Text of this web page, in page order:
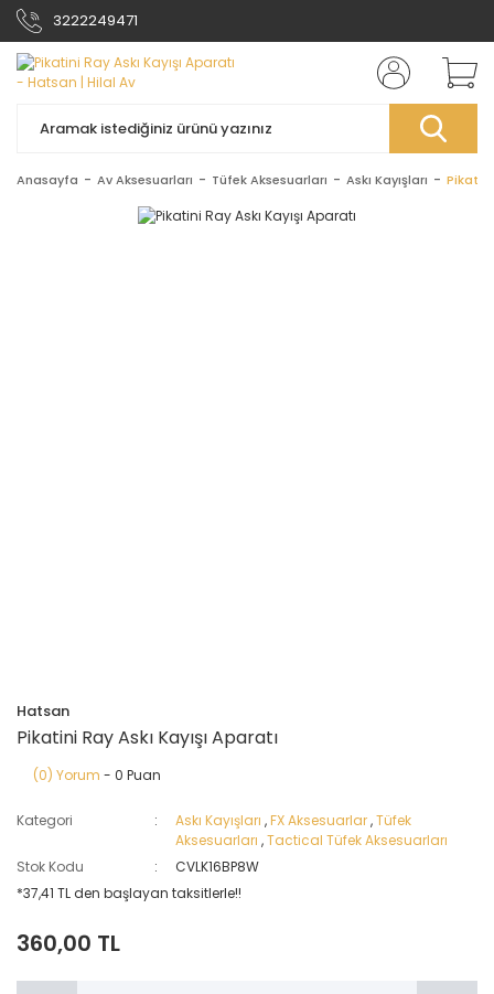
3222249471
Anasayfa Av Aksesuarları Tüfek Aksesuarları Askı Kayışları Pikatini
Hatsan
Pikatini Ray Askı Kayışı Aparatı
(0) Yorum - 0 Puan
Kategori Askı Kayışları ,FX Aksesuarlar,Tüfek
Aksesuarları ,Tactical Tüfek Aksesuarları
Stok Kodu
CVLK16BP8W
*37,41 TL den başlayan taksitlerle!!
360,00 TL